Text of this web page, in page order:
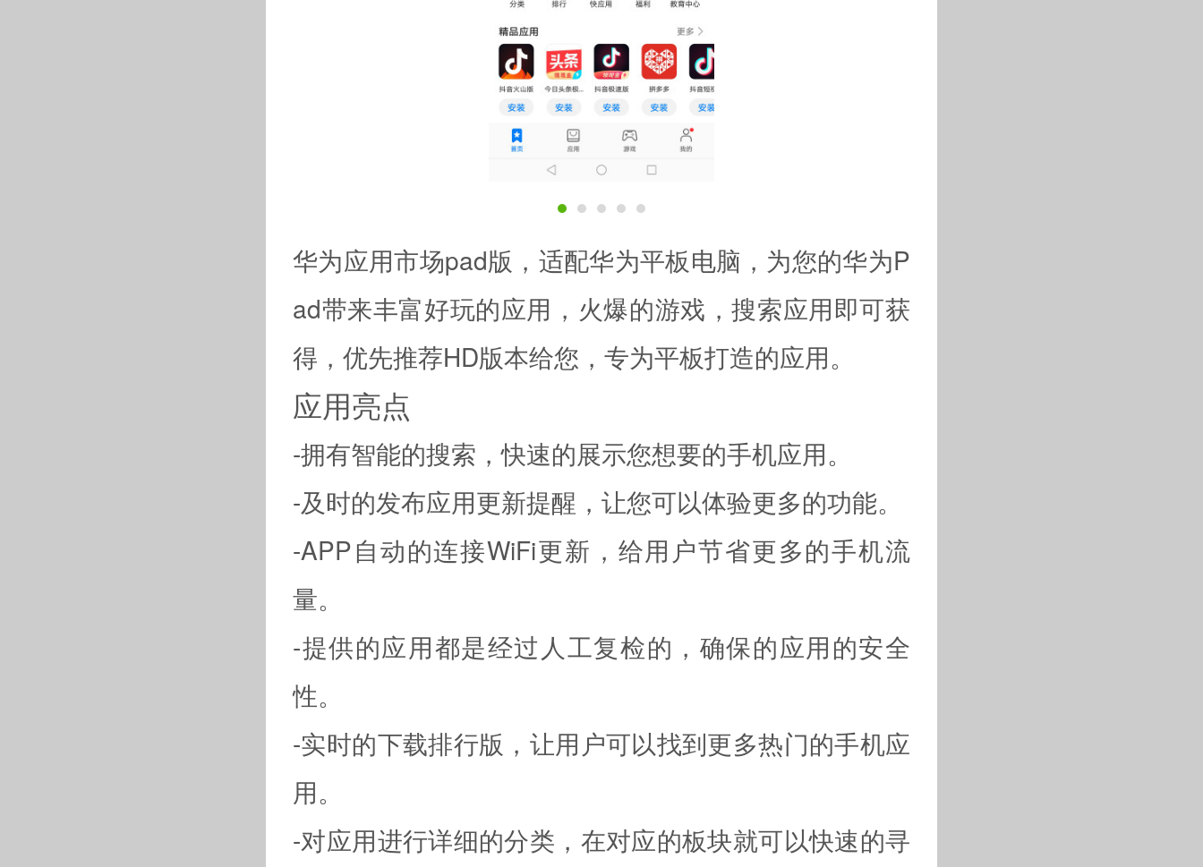
华为应用市场pad版，适配华为平板电脑，为您的华为P
ad带来丰富好玩的应用，火爆的游戏，搜索应用即可获
得，优先推荐HD版本给您，专为平板打造的应用。
应用亮点
-拥有智能的搜索，快速的展示您想要的手机应用。
-及时的发布应用更新提醒，让您可以体验更多的功能。
-APP自动的连接WiFi更新，给用户节省更多的手机流
量。
-提供的应用都是经过人工复检的，确保的应用的安全
性。
-实时的下载排行版，让用户可以找到更多热门的手机应
用。
-对应用进行详细的分类，在对应的板块就可以快速的寻